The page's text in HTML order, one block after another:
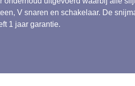
V snaren en schakelaar. De
1 jaar garantie.